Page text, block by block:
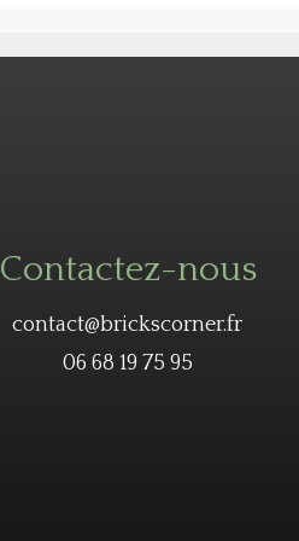
Contactez-nous
contact@brickscorner.fr
06 68 19 75 95